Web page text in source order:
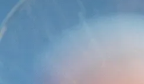
Signature Concepts